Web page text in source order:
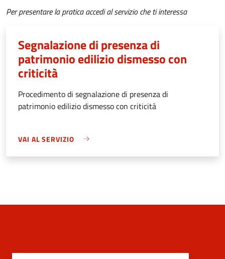
Per presentare la pratica accedi al servizio che ti interessa
Segnalazione di presenza di
patrimonio edilizio dismesso con
criticità
Procedimento di segnalazione di presenza di
patrimonio edilizio dismesso con criticità
VAI AL SERVIZIO